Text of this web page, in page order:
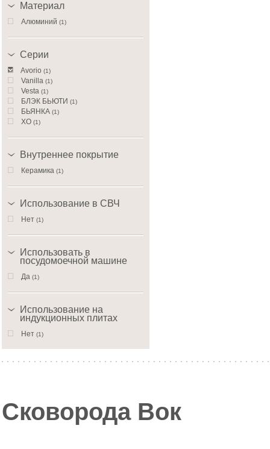
Материал
Алюминий (1)
Серии
Avorio (1)
Vanilla (1)
Vesta (1)
БЛЭК БЬЮТИ (1)
БЬЯНКА (1)
ХО (1)
Внутреннее покрытие
Керамика (1)
Использование в СВЧ
Нет (1)
Использовать в
посудомоечной машине
Да (1)
Использование на
индукционных плитах
Нет (1)
Сковорода Вок